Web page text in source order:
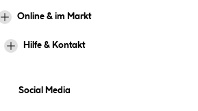
Online & im Markt
Hilfe & Kontakt
Social Media